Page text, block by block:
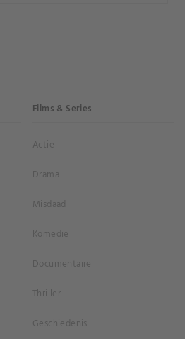
Films & Series
Actie
Drama
Misdaad
Komedie
Documentaire
Thriller
Geschiedenis